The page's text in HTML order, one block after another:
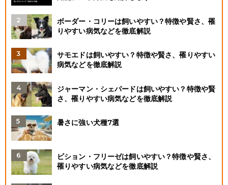
ボーダー・コリーは飼いやすい？特徴や賢さ、罹
りやすい病気などを徹底解説
サモエドは飼いやすい？特徴や賢さ、罹りやすい
病気などを徹底解説
ジャーマン・シェパードは飼いやすい？特徴や賢
さ、罹りやすい病気などを徹底解説
暑さに強い犬種7選
ビション・フリーゼは飼いやすい？特徴や賢さ、
罹りやすい病気などを徹底解説